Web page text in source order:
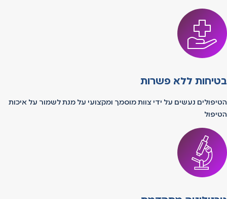
בטיחות ללא פשרות
הטיפולים נעשים על ידי צוות מוסמך ומקצועי על מנת לשמור על איכות
הטיפול